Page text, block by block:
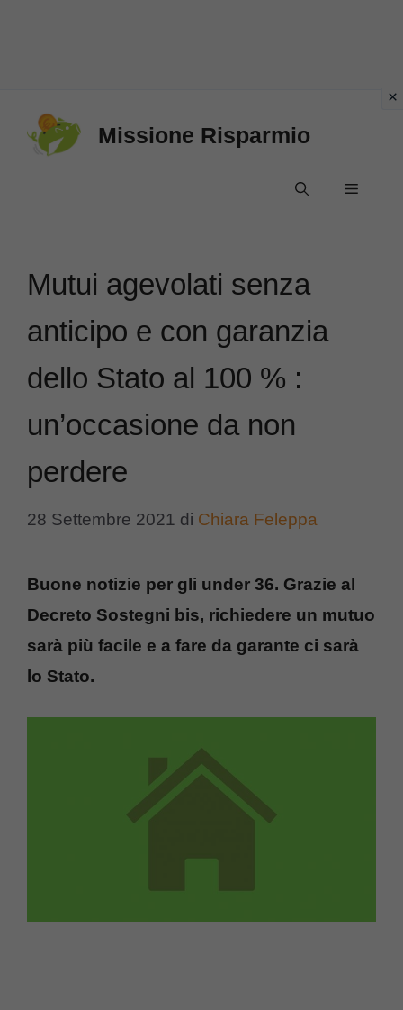
Missione Risparmio
Menu
Mutui agevolati senza
anticipo e con garanzia
dello Stato al 100 % :
un’occasione da non
perdere
28 Settembre 2021 di Chiara Feleppa
Buone notizie per gli under 36. Grazie al
Decreto Sostegni bis, richiedere un mutuo
sarà più facile e a fare da garante ci sarà
lo Stato.